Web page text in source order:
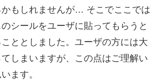
かもしれませんが… そこでここでは
シールをユーザに貼ってもらうと
ととしました。ユーザの方には大
しまいますが、この点はご理解い
ます。